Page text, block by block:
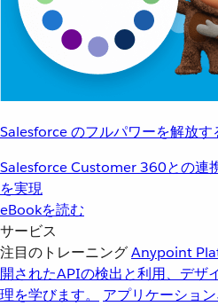
Salesforce のフルパワーを解放す
Salesforce Customer 360との連
を実現
eBookを読む
サービス
注目のトレーニングAnypoint
開されたAPIの検出と利用、デザ
理を学びます。
アプリケーショ